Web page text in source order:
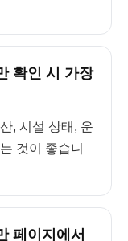
확인 시 가장
, 시설 상태, 운
것이 좋습니
페이지에서